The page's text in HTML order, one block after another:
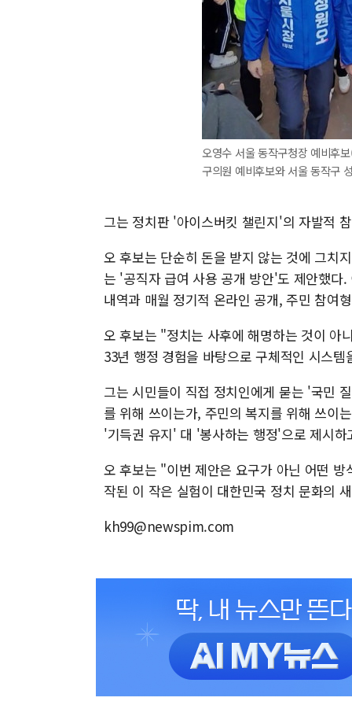
오영수 서울 동작구청장 예비후
구의원 예비후보와 서울 동작구
그는 정치판 '아이스버킷 챌린지'의 자발적
오 후보는 단순히 돈을 받지 않는 것에 그치
는 '공직자 급여 사용 공개 방안'도 제안했다
내역과 매월 정기적 온라인 공개, 주민 참여
오 후보는 "정치는 사후에 해명하는 것이 아
33년 행정 경험을 바탕으로 구체적인 시스
그는 시민들이 직접 정치인에게 묻는 '국민
를 위해 쓰이는가, 주민의 복지를 위해 쓰이
'기득권 유지' 대 '봉사하는 행정'으로 제시하
오 후보는 "이번 제안은 요구가 아닌 어떤
작된 이 작은 실험이 대한민국 정치 문화의
kh99@newspim.com